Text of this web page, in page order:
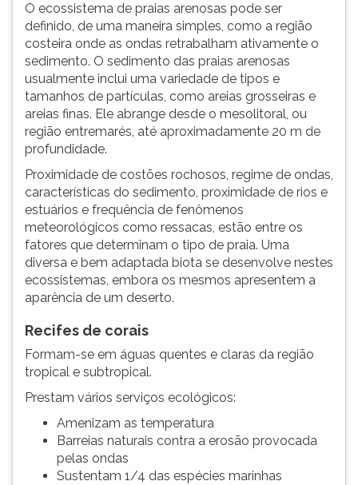
O ecossistema de praias arenosas pode ser
definido, de uma maneira simples, como a região
costeira onde as ondas retrabalham ativamente o
sedimento. O sedimento das praias arenosas
usualmente inclui uma variedade de tipos e
tamanhos de partículas, como areias grosseiras e
areias finas. Ele abrange desde o mesolitoral, ou
região entremarés, até aproximadamente 20 m de
profundidade.
Proximidade de costões rochosos, regime de ondas,
características do sedimento, proximidade de rios e
estuários e frequência de fenômenos
meteorológicos como ressacas, estão entre os
fatores que determinam o tipo de praia. Uma
diversa e bem adaptada biota se desenvolve nestes
ecossistemas, embora os mesmos apresentem a
aparência de um deserto.
Recifes de corais
Formam-se em águas quentes e claras da região
tropical e subtropical.
Prestam vários serviços ecológicos:
Amenizam as temperatura
Barreias naturais contra a erosão provocada
pelas ondas
Sustentam 1/4 das espécies marinhas